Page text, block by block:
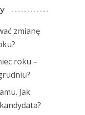
zmianę
roku –
Jak